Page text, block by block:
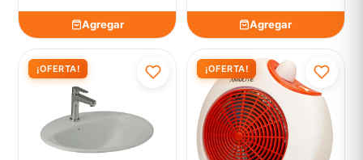
Agregar Agregar
¡OFERTA! ¡OFERTA!